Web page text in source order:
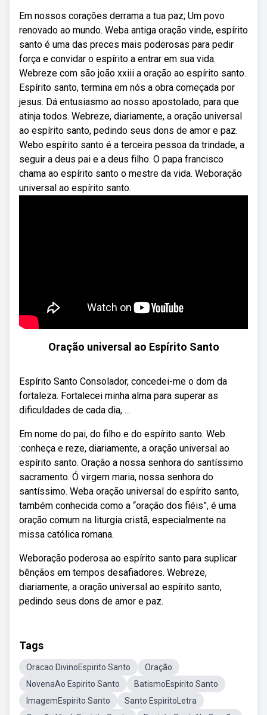
Em nossos corações derrama a tua paz; Um povo
renovado ao mundo. Weba antiga oração vinde, espírito
santo é uma das preces mais poderosas para pedir
força e convidar o espírito a entrar em sua vida.
Webreze com são joão xxiii a oração ao espírito santo.
Espírito santo, termina em nós a obra começada por
jesus. Dá entusiasmo ao nosso apostolado, para que
atinja todos. Webreze, diariamente, a oração universal
ao espírito santo, pedindo seus dons de amor e paz.
Webo espírito santo é a terceira pessoa da trindade, a
seguir a deus pai e a deus filho. O papa francisco
chama ao espírito santo o mestre da vida. Weboração
universal ao espírito santo.
Oração universal ao Espírito Santo
Espírito Santo Consolador, concedei-me o dom da
fortaleza. Fortalecei minha alma para superar as
dificuldades de cada dia, ...
Em nome do pai, do filho e do espírito santo. Web.
:conheça e reze, diariamente, a oração universal ao
espírito santo. Oração a nossa senhora do santíssimo
sacramento. Ó virgem maria, nossa senhora do
santíssimo. Weba oração universal do espírito santo,
também conhecida como a “oração dos fiéis”, é uma
oração comum na liturgia cristã, especialmente na
missa católica romana.
Weboração poderosa ao espírito santo para suplicar
bênçãos em tempos desafiadores. Webreze,
diariamente, a oração universal ao espírito santo,
pedindo seus dons de amor e paz.
Tags
Oracao DivinoEspirito Santo
Oração
NovenaAo Espirito Santo
BatismoEspirito Santo
ImagemEspirito Santo
Santo EspiritoLetra